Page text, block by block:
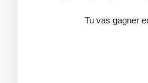
Tu vas gagner